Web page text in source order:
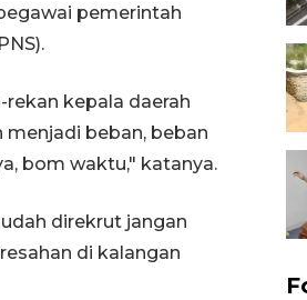
pemerintah
kepala daerah
beban, beban
bom waktu," katanya.
direkrut jangan
di kalangan